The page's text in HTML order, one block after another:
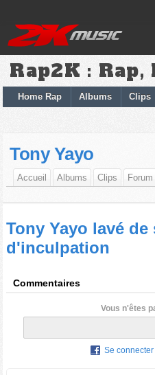
Rap2K : Rap,
Home Rap Albums Clips
Tony Yayo
Accueil Albums Clips Forum
Tony Yayo lavé de
d'inculpation
Commentaires
Vous n'êtes
Se